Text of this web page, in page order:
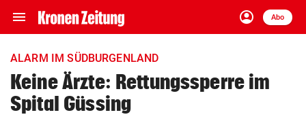
menu Navigation
ein-/ausklappen
account_circle
Anmelden
Abo
close Schließen
account_circle Anmelden
ALARM IM SÜDBURGENLAND
Keine Ärzte: Rettungssperre im
Spital Güssing